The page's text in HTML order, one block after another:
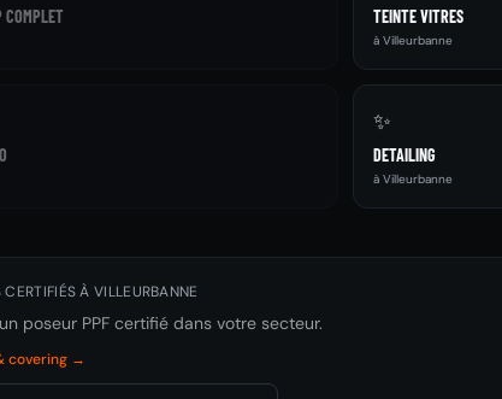
TEINTE VITRES
à Villeurbanne
✨
DETAILING
à Villeurbanne
CERTIFIÉS À VILLEURBANNE
poseur PPF certifié dans votre secteur.
covering →